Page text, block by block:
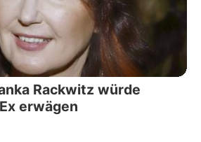
Rackwitz würde
erwägen